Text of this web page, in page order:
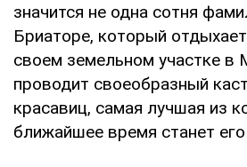
значится не одна сотня
Бриаторе, который
своем земельном участке в
проводит своеобразный
красавиц, самая лучшая из
ближайшее время станет